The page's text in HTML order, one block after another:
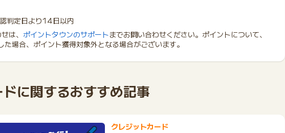
判定日より14日以内
は、 ポイントタウンのサポートまでお問い合わせください。ポイントについて、
場合、ポイント獲得対象外となる場合がございます。
に関するおすすめ記事
クレジットカード